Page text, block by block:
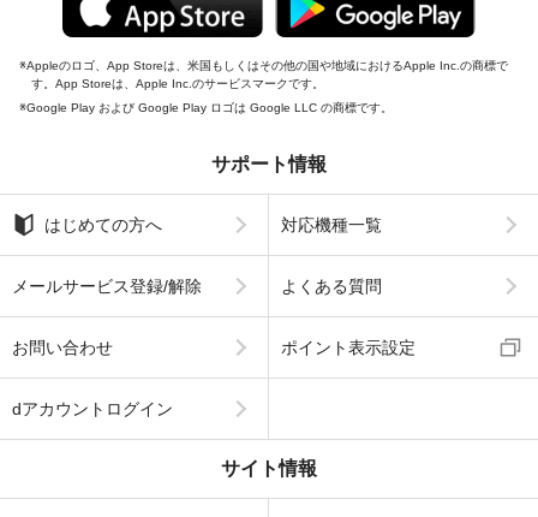
Appleのロゴ、App Storeは、米国もしくはその他の国や地域におけるApple Inc.の商標で
す。App Storeは、Apple Inc.のサービスマークです。
Google Play および Google Play ロゴは Google LLC の商標です。
サポート情報
はじめての方へ 対応機種一覧
メールサービス登録/解除 よくある質問
お問い合わせ ポイント表示設定
dアカウントログイン
サイト情報